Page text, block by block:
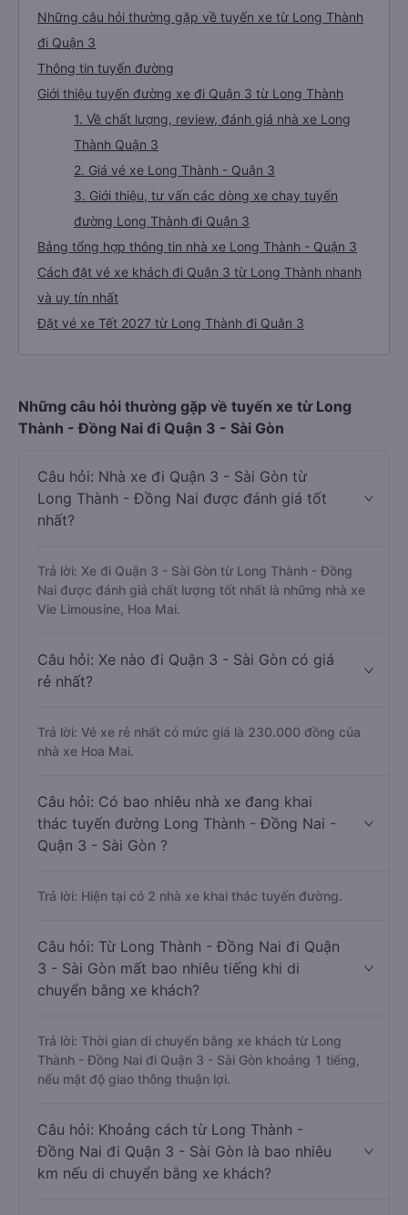
Những câu hỏi thường gặp về tuyến xe từ Long Thành
đi Quận 3
Thông tin tuyến đường
Giới thiệu tuyến đường xe đi Quận 3 từ Long Thành
1. Về chất lượng, review, đánh giá nhà xe Long
Thành Quận 3
2. Giá vé xe Long Thành - Quận 3
3. Giới thiệu, tư vấn các dòng xe chạy tuyến
đường Long Thành đi Quận 3
Bảng tổng hợp thông tin nhà xe Long Thành - Quận 3
Cách đặt vé xe khách đi Quận 3 từ Long Thành nhanh
và uy tín nhất
Đặt vé xe Tết 2027 từ Long Thành đi Quận 3
Những câu hỏi thường gặp về tuyến xe từ Long
Thành - Đồng Nai đi Quận 3 - Sài Gòn
Câu hỏi: Nhà xe đi Quận 3 - Sài Gòn từ
Long Thành - Đồng Nai được đánh giá tốt
nhất?
Trả lời: Xe đi Quận 3 - Sài Gòn từ Long Thành - Đồng
Nai được đánh giá chất lượng tốt nhất là những nhà xe
Vie Limousine, Hoa Mai.
Câu hỏi: Xe nào đi Quận 3 - Sài Gòn có giá
rẻ nhất?
Trả lời: Vé xe rẻ nhất có mức giá là 230.000 đồng của
nhà xe Hoa Mai.
Câu hỏi: Có bao nhiêu nhà xe đang khai
thác tuyến đường Long Thành - Đồng Nai -
Quận 3 - Sài Gòn ?
Trả lời: Hiện tại có 2 nhà xe khai thác tuyến đường.
Câu hỏi: Từ Long Thành - Đồng Nai đi Quận
3 - Sài Gòn mất bao nhiêu tiếng khi di
chuyển bằng xe khách?
Trả lời: Thời gian di chuyển bằng xe khách từ Long
Thành - Đồng Nai đi Quận 3 - Sài Gòn khoảng 1 tiếng,
nếu mật độ giao thông thuận lợi.
Câu hỏi: Khoảng cách từ Long Thành -
Đồng Nai đi Quận 3 - Sài Gòn là bao nhiêu
km nếu di chuyển bằng xe khách?